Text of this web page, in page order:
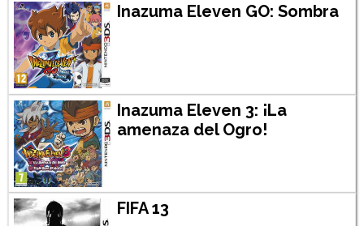
Inazuma Eleven GO: Sombra
Inazuma Eleven 3: ¡La
amenaza del Ogro!
FIFA 13